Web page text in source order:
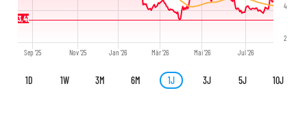
Sep '25 Nov '25 Jan '26 Mär '26 Mai '26 Jul '26
2
4
3,41
1D 1W 3M 6M 1J 3J 5J 10J